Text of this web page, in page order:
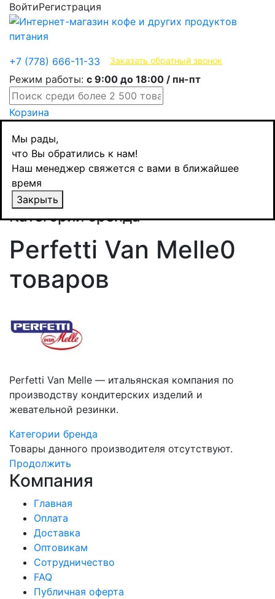
ВойтиРегистрация
+7 (778) 666-11-33 Заказать обратный звонок
Режим работы: с 9:00 до 18:00 / пн-пт
Корзина
Мы рады,
что Вы обратились к нам!
Наш менеджер свяжется с вами в ближайшее
время
Закрыть
Назад
Категории бренда
Perfetti Van Melle0
товаров
Perfetti Van Melle — итальянская компания по
производству кондитерских изделий и
жевательной резинки.
Категории бренда
Товары данного производителя отсутствуют.
Продолжить
Компания
Главная
Оплата
Доставка
Оптовикам
Сотрудничество
FAQ
Публичная оферта